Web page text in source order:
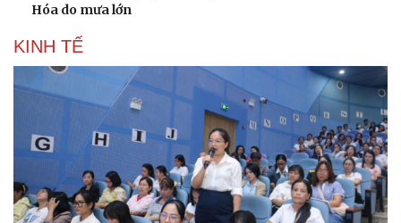
Hóa do mưa lớn
KINH TẾ